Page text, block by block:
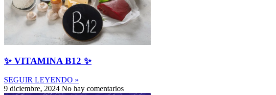
✨ VITAMINA B12 ✨
SEGUIR LEYENDO »
9 diciembre, 2024 No hay comentarios